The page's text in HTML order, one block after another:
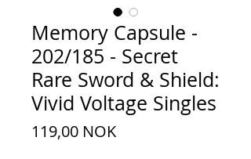
Memory Capsule -
202/185 - Secret
Rare Sword & Shield:
Vivid Voltage Singles
119,00 NOKPris